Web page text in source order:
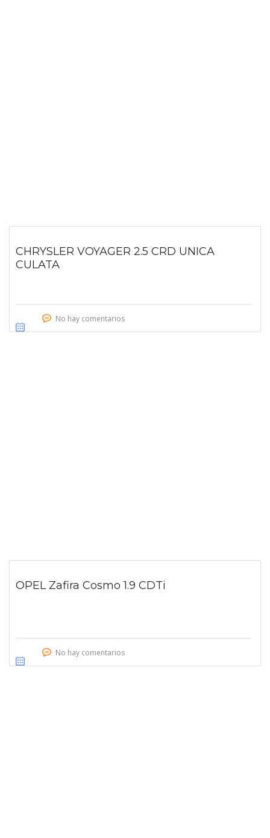
CHRYSLER VOYAGER 2.5 CRD UNICA
CULATA
No hay comentarios
OPEL Zafira Cosmo 1.9 CDTi
No hay comentarios